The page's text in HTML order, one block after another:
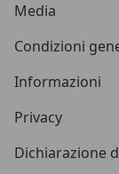
Media
Condizioni
Informazioni
Privacy
Dichiarazione